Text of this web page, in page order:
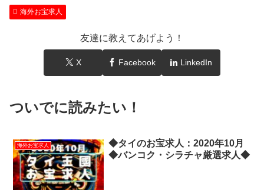
海外お宝求人
友達に教えてあげよう！
X Facebook LinkedIn
ついでに読みたい！
海外お宝求人
◆タイのお宝求人：2020年10月
◆バンコク・シラチャ厳選求人◆